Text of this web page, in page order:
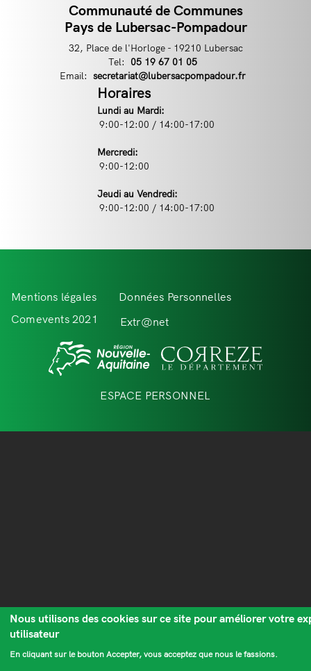
Contact
Communauté de Communes
Pays de Lubersac-Pompadour
32, Place de l'Horloge - 19210 Lubersac
Tel:
Téléphone
05 19 67 01 05
Email: Email
secretariat@lubersacpompadour.fr
Horaires
Lundi au Mardi:
9:00-12:00 / 14:00-17:00
Mercredi:
9:00-12:00
Jeudi au Vendredi:
9:00-12:00 / 14:00-17:00
Menu
Pied
Mentions légales
Données Personnelles
Comevents 2021
Extr@net
ESPACE PERSONNEL
Nous utilisons des cookies sur ce site pour améliorer votre
utilisateur
En cliquant sur le bouton Accepter, vous acceptez que nous le fassions.